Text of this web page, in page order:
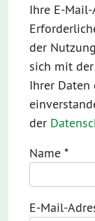
Ihre E-
der
sich mit
Ihrer Daten
der
Name *
E-Mail-